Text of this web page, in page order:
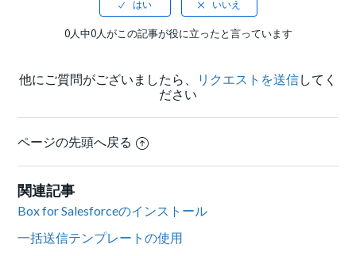
0人中0人がこの記事が役に立ったと言っています
他にご質問がございましたら、 リクエストを送信してく
ださい
ページの先頭へ戻る
関連記事
Box for Salesforceのインストール
一括送信テンプレートの使用